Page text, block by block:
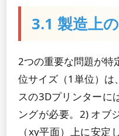
3.1 製造上
2つの重要な問題が特
位サイズ（1単位）は
スの3Dプリンターに
ングが必要。2) オブ
（xy平面）上に安定